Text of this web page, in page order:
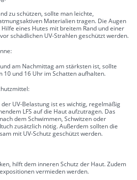
zu schützen, sollte man leichte,
Materialien tragen. Die Augen
eines Hutes mit breitem Rand und einer
schädlichen UV-Strahlen geschützt werden.
am Nachmittag am stärksten ist, sollte
10 und 16 Uhr im Schatten aufhalten.
UV-Belastung ist es wichtig, regelmäßig
LFS auf die Haut aufzutragen. Das
dem Schwimmen, Schwitzen oder
zusätzlich nötig. Außerdem sollten die
mit UV-Schutz geschützt werden.
hilft dem inneren Schutz der Haut. Zudem
vermieden werden.